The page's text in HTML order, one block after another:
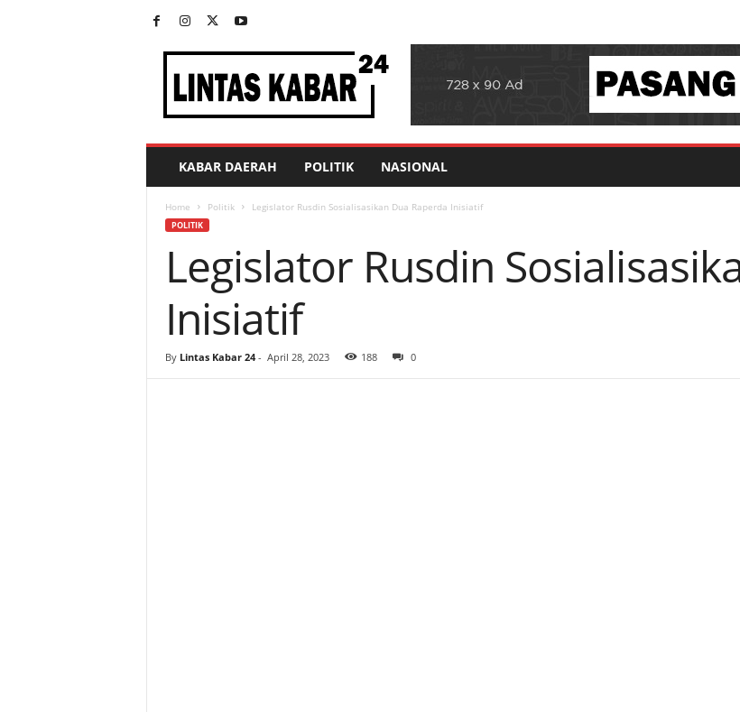
KABAR DAERAH POLITIK NASIONAL
Home Politik Legislator Rusdin Sosialisasikan Dua Raperda Inisiatif
POLITIK
Legislator Rusdin
Inisiatif
By Lintas Kabar 24- April 28, 2023 188 0